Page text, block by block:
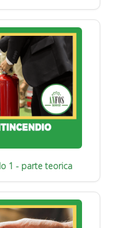
1 - parte teorica